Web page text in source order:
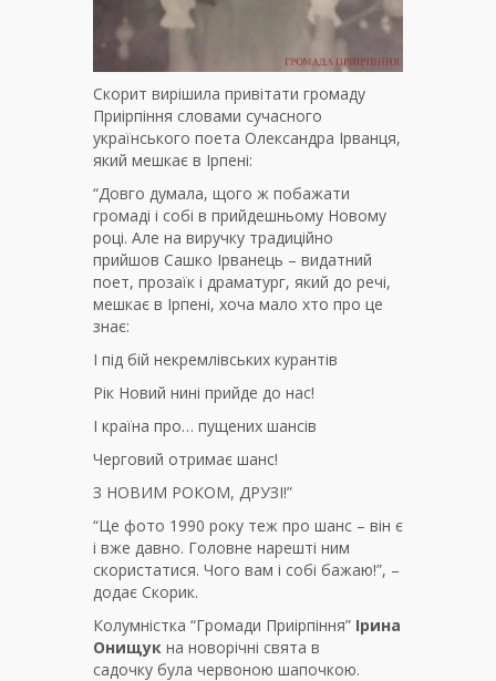
Скорит вирішила привітати громаду
Приірпіння словами сучасного
українського поета Олександра Ірванця,
який мешкає в Ірпені:
“Довго думала, щого ж побажати
громаді і собі в прийдешньому Новому
році. Але на виручку традиційно
прийшов Сашко Ірванець – видатний
поет, прозаїк і драматург, який до речі,
мешкає в Ірпені, хоча мало хто про це
знає:
І під бій некремлівських курантів
Рік Новий нині прийде до нас!
І країна про… пущених шансів
Черговий отримає шанс!
З НОВИМ РОКОМ, ДРУЗІ!”
“Це фото 1990 року теж про шанс – він є
і вже давно. Головне нарешті ним
скористатися. Чого вам і собі бажаю!”, –
додає Скорик.
Колумністка “Громади Приірпіння” Ірина
Онищук на новорічні свята в
садочку була червоною шапочкою.